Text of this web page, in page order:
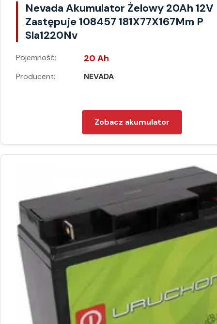
Nevada Akumulator Żelowy 20Ah 12V
Zastępuje 108457 181X77X167Mm P
Sla1220Nv
Pojemność: 20 Ah
Producent: NEVADA
Zobacz akumulator